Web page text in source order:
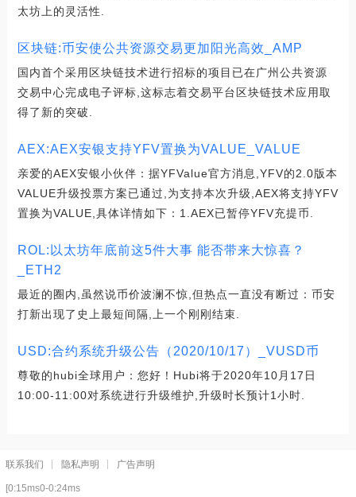
太坊上的灵活性.
区块链:币安使公共资源交易更加阳光高效_AMP
国内首个采用区块链技术进行招标的项目已在广州公共资源
交易中心完成电子评标,这标志着交易平台区块链技术应用取
得了新的突破.
AEX:AEX安银支持YFV置换为VALUE_VALUE
亲爱的AEX安银小伙伴：据YFValue官方消息,YFV的2.0版本
VALUE升级投票方案已通过,为支持本次升级,AEX将支持YFV
置换为VALUE,具体详情如下：1.AEX已暂停YFV充提币.
ROL:以太坊年底前这5件大事 能否带来大惊喜？
_ETH2
最近的圈内,虽然说币价波澜不惊,但热点一直没有断过：币安
打新出现了史上最短间隔,上一个刚刚结束.
USD:合约系统升级公告（2020/10/17）_VUSD币
尊敬的hubi全球用户：您好！Hubi将于2020年10月17日
10:00-11:00对系统进行升级维护,升级时长预计1小时.
联系我们 隐私声明 广告声明
[0:15ms0-0:24ms